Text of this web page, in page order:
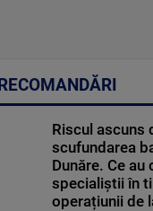
RECOMANDĂRI
Riscul ascuns
scufundarea
Dunăre. Ce
specialiștii în
operațiunii de